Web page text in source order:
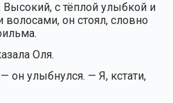
Высокий, с тёплой улыбкой и
он стоял, словно
Оля.
он улыбнулся. — Я, кстати,